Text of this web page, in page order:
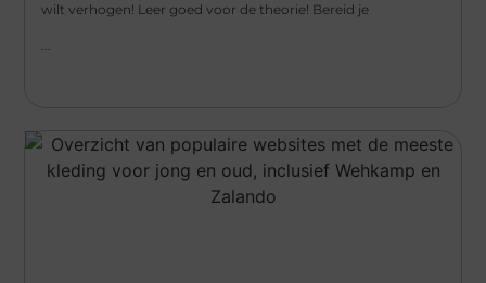
wilt verhogen! Leer goed voor de theorie! Bereid je